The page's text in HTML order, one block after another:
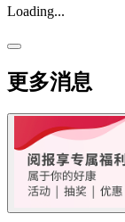
Loading...
更多消息